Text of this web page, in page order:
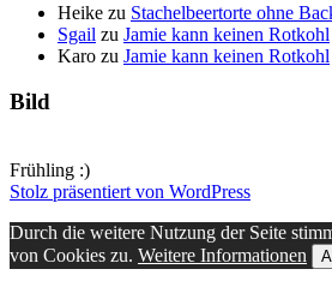
Heike zu Stachelbeertorte ohne
Sgail zu Jamie kann keinen Rotkohl
Karo zu Jamie kann keinen Rotkohl
Bild
Frühling :)
Stolz präsentiert von WordPress
Durch die weitere Nutzung der Seite
von Cookies zu. Weitere Informationen